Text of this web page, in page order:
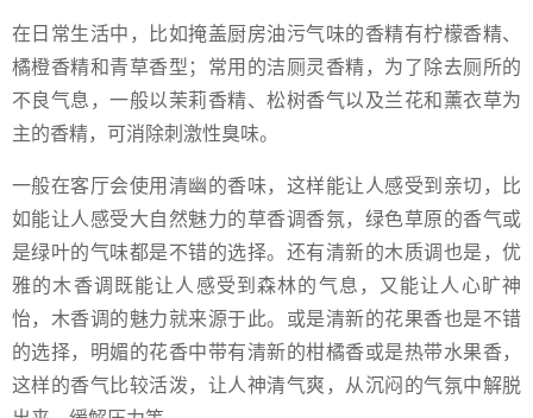
在日常生活中，比如掩盖厨房油污气味的香精有柠檬香精、
橘橙香精和青草香型；常用的洁厕灵香精，为了除去厕所的
不良气息，一般以茉莉香精、松树香气以及兰花和薰衣草为
主的香精，可消除刺激性臭味。
一般在客厅会使用清幽的香味，这样能让人感受到亲切，比
如能让人感受大自然魅力的草香调香氛，绿色草原的香气或
是绿叶的气味都是不错的选择。还有清新的木质调也是，优
雅的木香调既能让人感受到森林的气息，又能让人心旷神
怡，木香调的魅力就来源于此。或是清新的花果香也是不错
的选择，明媚的花香中带有清新的柑橘香或是热带水果香，
这样的香气比较活泼，让人神清气爽，从沉闷的气氛中解脱